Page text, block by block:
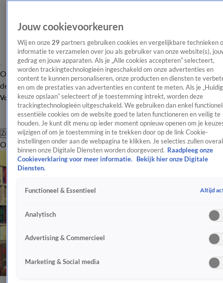
OverzichtAfleveringen Entertainment TV Algemeen
Tip
de redactieNieuwsbrief
Volg Shownieuws
Zoeken
OverzichtEntertainmentSpraakmakendRealityCrimeVideo's
Jouw cookievoorkeuren
Wij en onze 29 partners gebruiken cookies en vergelijkbare technieken
informatie te verzamelen over jou als gebruiker van onze website(s),
gedrag en jouw apparaten. Als je „Alle cookies accepteren” selecteert,
worden trackingtechnologieën ingeschakeld om onze advertenties en
content te kunnen personaliseren, onze producten en diensten te
en om de prestaties van advertenties en content te meten. Als je
keuze opslaan” selecteert of je toestemming intrekt, worden deze
trackingtechnologieën uitgeschakeld. We gebruiken dan enkel
essentiële cookies om de website goed te laten functioneren en veilig te
houden. Je kunt dit menu op ieder moment opnieuw openen om je
wijzigen of om je toestemming in te trekken door op de link Cookie-
instellingen onder aan de webpagina te klikken. Je selecties zullen overal
binnen onze Digitale Diensten worden doorgevoerd. Raadpleeg onze
Cookieverklaring voor meer informatie.
Bekijk hier onze Digitale
Diensten.
Functioneel & Essentieel Altijd
Analytisch
Advertising & Commercieel
Marketing & Social media